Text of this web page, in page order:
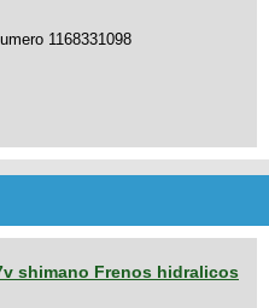
1168331098
shimano Frenos hidralicos